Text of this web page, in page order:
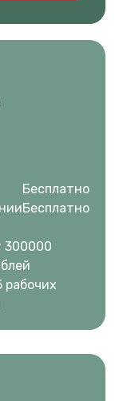
Бесплатно
Бесплатно
300000
рабочих